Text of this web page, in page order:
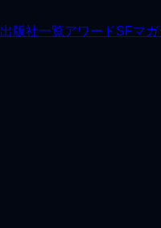
出版社一覧アワードSFマガ